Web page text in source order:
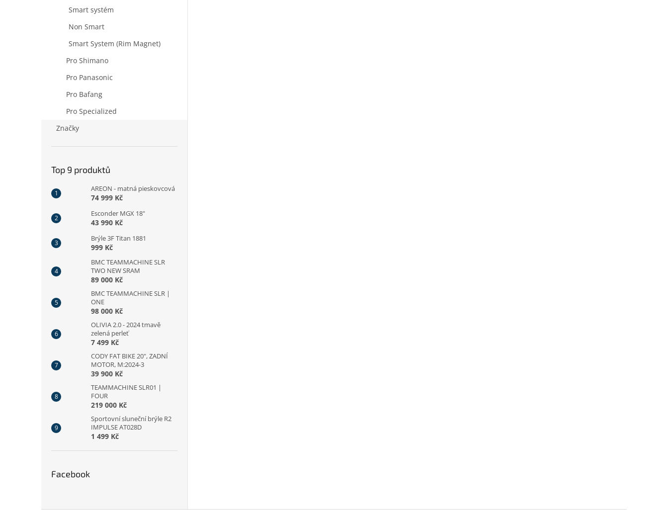
Smart systém
Non Smart
Smart System (Rim Magnet)
Pro Shimano
Pro Panasonic
Pro Bafang
Pro Specialized
Značky
Top 9 produktů
AREON - matná pieskovcová
74 999 Kč
Esconder MGX 18"
43 990 Kč
Brýle 3F Titan 1881
999 Kč
BMC TEAMMACHINE SLR
TWO NEW SRAM
89 000 Kč
BMC TEAMMACHINE SLR |
ONE
98 000 Kč
OLIVIA 2.0 - 2024 tmavě
zelená perleť
7 499 Kč
CODY FAT BIKE 20", ZADNÍ
MOTOR, M:2024-3
39 900 Kč
TEAMMACHINE SLR01 |
FOUR
219 000 Kč
Sportovní sluneční brýle R2
IMPULSE AT028D
1 499 Kč
Facebook